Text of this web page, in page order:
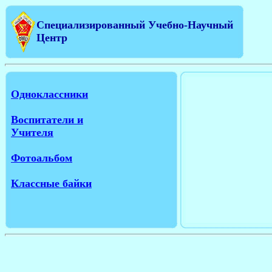
Специализированный Учебно-Научный
Центр
Одноклассники
Воспитатели и
Учителя
Фотоальбом
Классные байки